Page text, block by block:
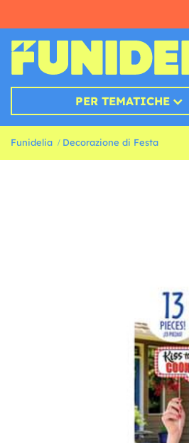
PER TEMATICHE
Funidelia Decorazione di Festa